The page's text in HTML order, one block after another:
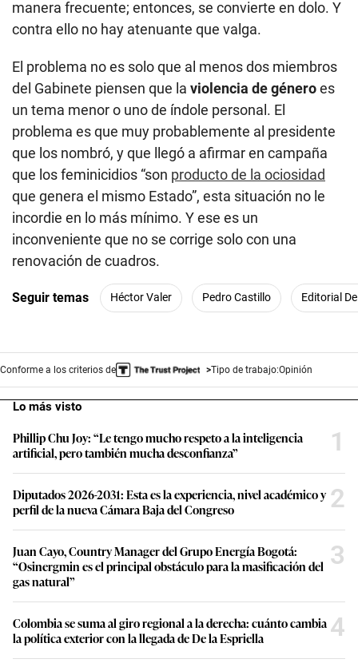
manera frecuente; entonces, se convierte en dolo. Y
contra ello no hay atenuante que valga.
El problema no es solo que al menos dos miembros
del Gabinete piensen que la violencia de géneroes
un tema menor o uno de índole personal. El
problema es que muy probablemente al presidente
que los nombró, y que llegó a afirmar en campaña
que los feminicidios “son producto de la ociosidad
que genera el mismo Estado”, esta situación no le
incordie en lo más mínimo. Y ese es un
inconveniente que no se corrige solo con una
renovación de cuadros.
Seguir temas Héctor Valer Pedro Castillo Editorial
Conforme a los criterios de Tipo de trabajo:Opinión
Lo más visto
Phillip Chu Joy: “Le tengo mucho respeto a la inteligencia
artificial, pero también mucha desconfianza”
1
Diputados 2026-2031: Esta es la experiencia, nivel académico y
perfil de la nueva Cámara Baja del Congreso
2
Juan Cayo, Country Manager del Grupo Energía Bogotá:
“Osinergmin es el principal obstáculo para la masificación del
gas natural”
3
Colombia se suma al giro regional a la derecha: cuánto cambia
la política exterior con la llegada de De la Espriella
4